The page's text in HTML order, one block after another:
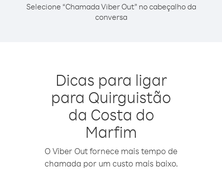
Selecione “Chamada Viber Out” no cabeçalho da
conversa
Dicas para ligar
para Quirguistão
da Costa do
Marfim
O Viber Out fornece mais tempo de
chamada por um custo mais baixo.